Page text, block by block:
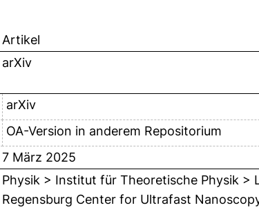
Artikel
arXiv
arXiv
OA-Version in anderem Repositorium
7 März 2025
Physik > Institut für Theoretische Physik >
Regensburg Center for Ultrafast